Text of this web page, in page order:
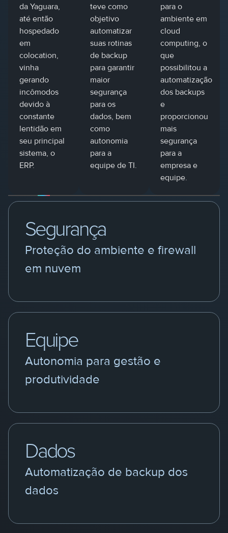
da Yaguara,
até então
hospedado
em
colocation,
vinha
gerando
incômodos
devido à
constante
lentidão em
seu principal
sistema, o
ERP.
teve como
objetivo
automatizar
suas rotinas
de backup
para garantir
maior
segurança
para os
dados, bem
como
autonomia
para a
equipe de TI.
para o
ambiente em
cloud
computing, o
que
possibilitou a
automatização
dos backups
e
proporcionou
mais
segurança
para a
empresa e
equipe.
Segurança
Proteção do ambiente e firewall
em nuvem
Equipe
Autonomia para gestão e
produtividade
Dados
Automatização de backup dos
dados